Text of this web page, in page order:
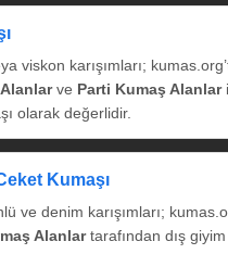
viskon karışımları;
ve Parti Kumaş Alanlar
olarak değerlidir.
Kumaşı
ve denim karışımları;
Alanlartarafından dış